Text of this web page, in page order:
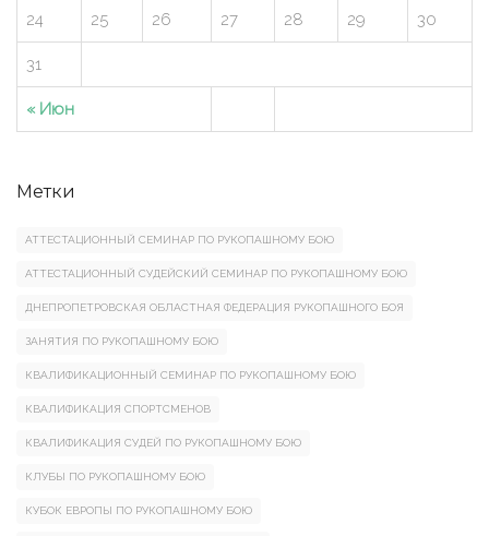
« Июн
24 25 26 27 28 29 30
31
Метки
АТТЕСТАЦИОННЫЙ СЕМИНАР ПО РУКОПАШНОМУ БОЮ
АТТЕСТАЦИОННЫЙ СУДЕЙСКИЙ СЕМИНАР ПО РУКОПАШНОМУ БОЮ
ДНЕПРОПЕТРОВСКАЯ ОБЛАСТНАЯ ФЕДЕРАЦИЯ РУКОПАШНОГО БОЯ
ЗАНЯТИЯ ПО РУКОПАШНОМУ БОЮ
КВАЛИФИКАЦИОННЫЙ СЕМИНАР ПО РУКОПАШНОМУ БОЮ
КВАЛИФИКАЦИЯ СПОРТСМЕНОВ
КВАЛИФИКАЦИЯ СУДЕЙ ПО РУКОПАШНОМУ БОЮ
КЛУБЫ ПО РУКОПАШНОМУ БОЮ
КУБОК ЕВРОПЫ ПО РУКОПАШНОМУ БОЮ